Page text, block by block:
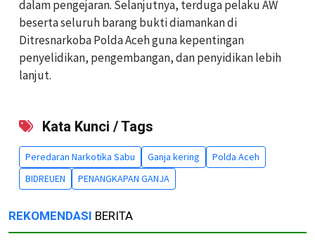
dalam pengejaran. Selanjutnya, terduga pelaku AW
beserta seluruh barang bukti diamankan di
Ditresnarkoba Polda Aceh guna kepentingan
penyelidikan, pengembangan, dan penyidikan lebih
lanjut.
Kata Kunci / Tags
Peredaran Narkotika Sabu Ganja kering
Polda Aceh
BIDREUEN
PENANGKAPAN GANJA
REKOMENDASI BERITA